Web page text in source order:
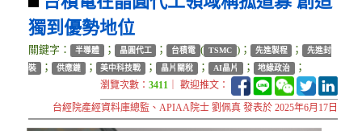
獨到優勢地位
關鍵字： 半導體 ； 晶圓代工 ； 台積電 ( TSMC )； 先進製程 ； 先進封
裝 ； 供應鏈 ； 美中科技戰 ； 晶片關稅 ； AI晶片 ； 地緣政治 ；
瀏覽次數：3411 ｜ 歡迎推文：
台經院產經資料庫總監、APIAA院士 劉佩真 發表於 2025年6月17日